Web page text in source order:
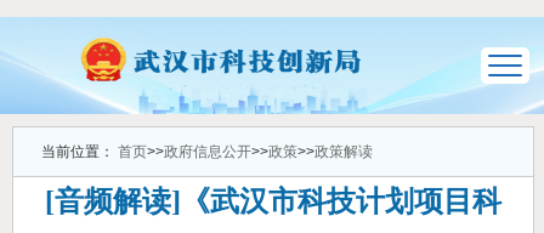
当前位置： 首页>>政府信息公开>>政策>>政策解读
[音频解读]《武汉市科技计划项目科